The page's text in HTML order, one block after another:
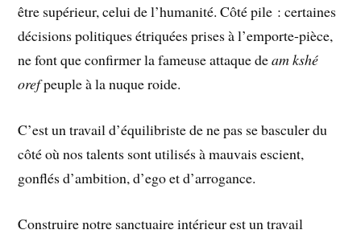
être supérieur, celui de l’humanité. Côté pile : certaines
décisions politiques étriquées prises à l’emporte-pièce,
ne font que confirmer la fameuse attaque deam kshé
orefpeuple à la nuque roide.
C’est un travail d’équilibriste de ne pas se basculer du
côté où nos talents sont utilisés à mauvais escient,
gonflés d’ambition, d’ego et d’arrogance.
Construire notre sanctuaire intérieur est un travail